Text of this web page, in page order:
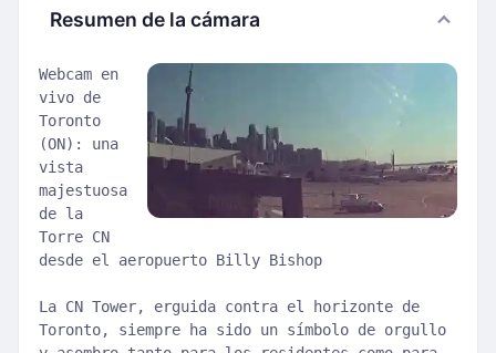
Resumen de la cámara
Webcam en
vivo de
Toronto
(ON): una
vista
majestuosa
de la
Torre CN
desde el aeropuerto Billy Bishop
La CN Tower, erguida contra el horizonte de
Toronto, siempre ha sido un símbolo de orgullo